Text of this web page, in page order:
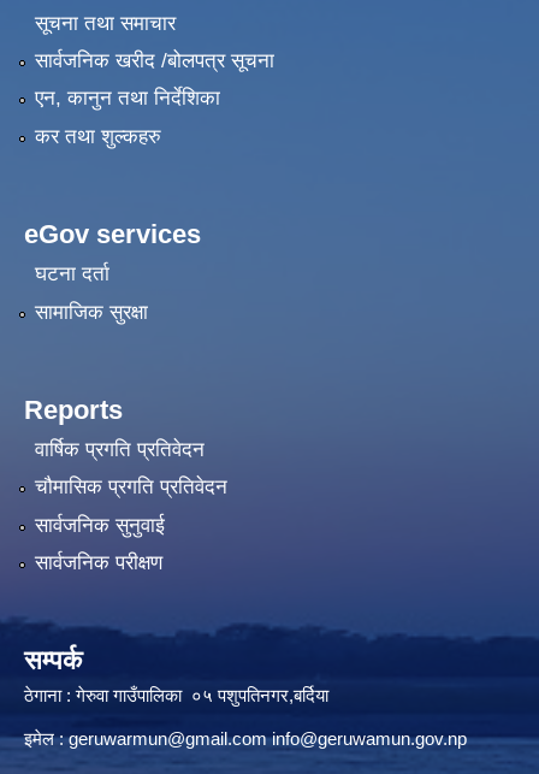
सूचना तथा समाचार
सार्वजनिक खरीद /बोलपत्र सूचना
एन, कानुन तथा निर्देशिका
कर तथा शुल्कहरु
eGov services
घटना दर्ता
सामाजिक सुरक्षा
Reports
वार्षिक प्रगति प्रतिवेदन
चौमासिक प्रगति प्रतिवेदन
सार्वजनिक सुनुवाई
सार्वजनिक परीक्षण
सम्पर्क
ठेगाना : गेरुवा गाउँपालिका ०५ पशुपतिनगर,बर्दिया
इमेल :geruwarmun@gmail.com info@geruwamun.gov.np